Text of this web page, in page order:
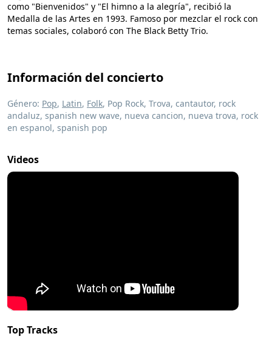
como "Bienvenidos" y "El himno a la alegría", recibió la
Medalla de las Artes en 1993. Famoso por mezclar el rock con
temas sociales, colaboró con The Black Betty Trio.
Información del concierto
Género: Pop, Latin, Folk, Pop Rock, Trova, cantautor, rock
andaluz, spanish new wave, nueva cancion, nueva trova, rock
en espanol, spanish pop
Videos
Top Tracks